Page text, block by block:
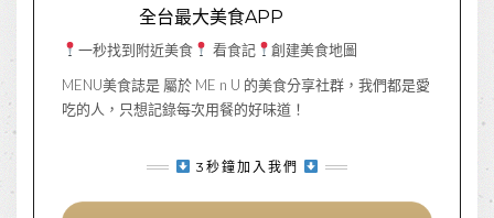
全台最大美食APP
一秒找到附近美食 看食記
創建美食地圖
MENU美食誌是 屬於 ME n U 的美食分享社群，我們都是愛
吃的人，只想記錄每次用餐的好味道！
3秒鐘加入我們